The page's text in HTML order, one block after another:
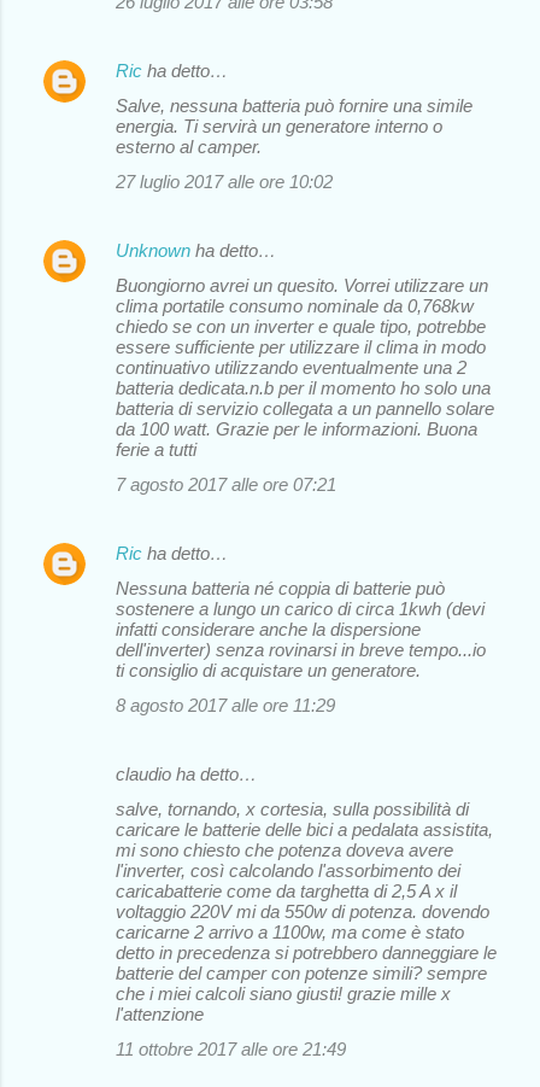
Ric ha detto…
Salve, nessuna batteria può fornire una simile
energia. Ti servirà un generatore interno o
esterno al camper.
27 luglio 2017 alle ore 10:02
Unknown ha detto…
Buongiorno avrei un quesito. Vorrei utilizzare un
clima portatile consumo nominale da 0,768kw
chiedo se con un inverter e quale tipo, potrebbe
essere sufficiente per utilizzare il clima in modo
continuativo utilizzando eventualmente una 2
batteria dedicata.n.b per il momento ho solo una
batteria di servizio collegata a un pannello solare
da 100 watt. Grazie per le informazioni. Buona
ferie a tutti
7 agosto 2017 alle ore 07:21
Ric ha detto…
Nessuna batteria né coppia di batterie può
sostenere a lungo un carico di circa 1kwh (devi
infatti considerare anche la dispersione
dell'inverter) senza rovinarsi in breve tempo...io
ti consiglio di acquistare un generatore.
8 agosto 2017 alle ore 11:29
claudio ha detto…
salve, tornando, x cortesia, sulla possibilità di
caricare le batterie delle bici a pedalata assistita,
mi sono chiesto che potenza doveva avere
l'inverter, così calcolando l'assorbimento dei
caricabatterie come da targhetta di 2,5 A x il
voltaggio 220V mi da 550w di potenza. dovendo
caricarne 2 arrivo a 1100w, ma come è stato
detto in precedenza si potrebbero danneggiare le
batterie del camper con potenze simili? sempre
che i miei calcoli siano giusti! grazie mille x
l'attenzione
11 ottobre 2017 alle ore 21:49